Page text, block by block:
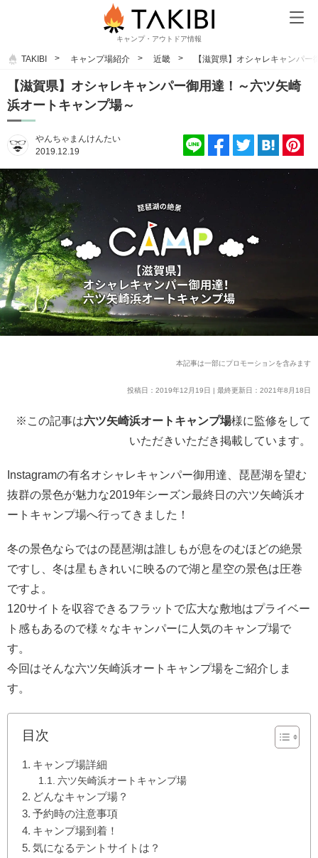
キャンプ・アウトドア情報
TAKIBI キャンプ場紹介 近畿 【滋賀県】オシャレキャンパ
【滋賀県】オシャレキャンパー御用達！～六ツ矢崎
浜オートキャンプ場～
やんちゃまんけんたい
2019.12.19
本記事は一部にプロモーションを含みます
投稿日：2019年12月19日 | 最終更新日：2021年8月18日
※この記事は六ツ矢崎浜オートキャンプ場様に監修をして
いただきいただき掲載しています。
Instagramの有名オシャレキャンパー御用達、琵琶湖を望む
抜群の景色が魅力な2019年シーズン最終日の六ツ矢崎浜オ
ートキャンプ場へ行ってきました！
冬の景色ならではの琵琶湖は誰しもが息をのむほどの絶景
ですし、冬は星もきれいに映るので湖と星空の景色は圧巻
ですよ。
120サイトを収容できるフラットで広大な敷地はプライベー
ト感もあるので様々なキャンパーに人気のキャンプ場で
す。
今回はそんな六ツ矢崎浜オートキャンプ場をご紹介しま
す。
目次
キャンプ場詳細
六ツ矢崎浜オートキャンプ場
どんなキャンプ場？
予約時の注意事項
キャンプ場到着！
気になるテントサイトは？